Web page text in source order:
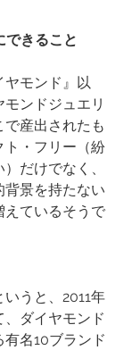
きること
ヤモンド』以
ンドジュエリ
産出されたも
ト・フリー（紛
だけでなく、
背景を持たない
えているそうで
うと、2011年
ダイヤモンド
名10ブランド